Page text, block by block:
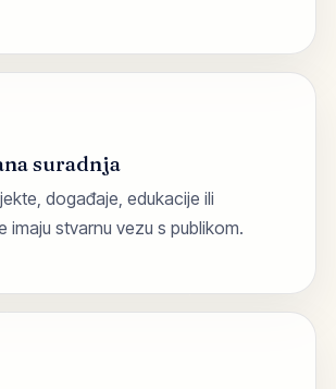
suradnja
događaje, edukacije ili
imaju stvarnu vezu s publikom.